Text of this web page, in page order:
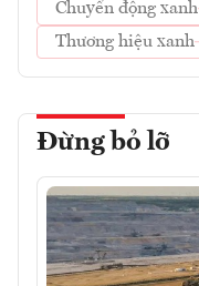
Chuyển động xanh
Thương hiệu xanh
Đừng bỏ lỡ